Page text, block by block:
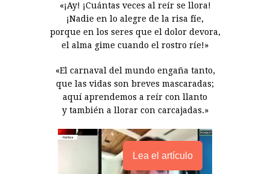
k
e
r
p
s
t
n
«¡Ay! ¡Cuántas veces al reír se llora!
¡Nadie en lo alegre de la risa fíe,
porque en los seres que el dolor devora,
el alma gime cuando el rostro ríe!»
«El carnaval del mundo engaña tanto,
que las vidas son breves mascaradas;
aquí aprendemos a reír con llanto
y también a llorar con carcajadas.»
Lea el artículo